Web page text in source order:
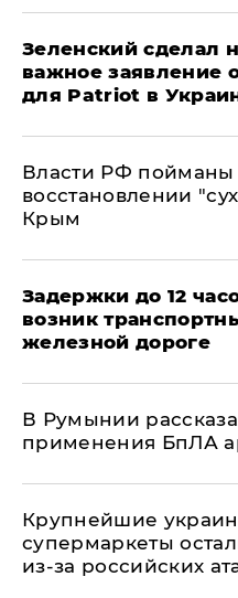
Зеленский сделал
важное заявление
для Patriot в
Власти РФ пойманы
восстановлении
Крым
Задержки до 12
возник
железной дороге
В Румынии
применения БпЛА
Крупнейшие
супермаркеты
из-за российских